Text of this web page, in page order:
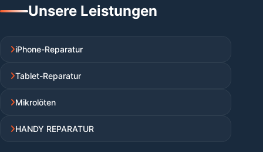
Unsere Leistungen
iPhone-Reparatur
Tablet-Reparatur
Mikrolöten
HANDY REPARATUR